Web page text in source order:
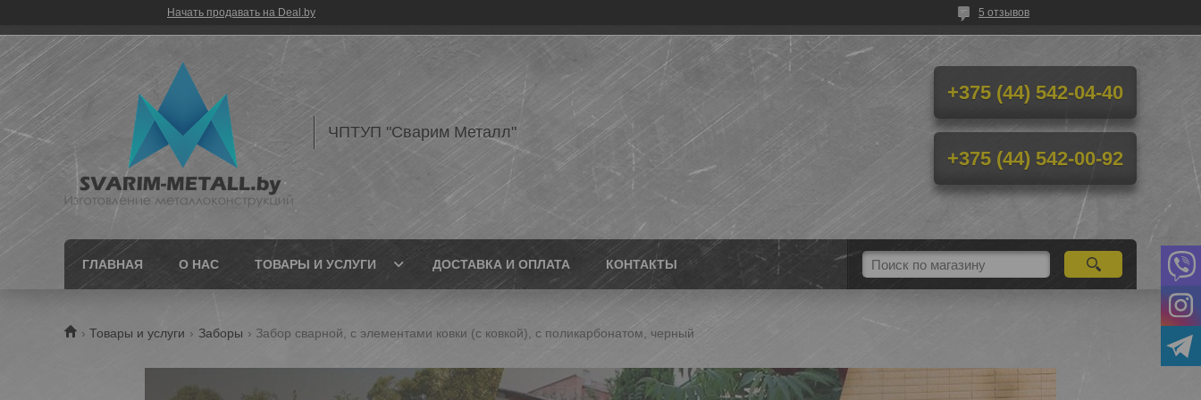
Начать продавать на Deal.by 5 отзывов
ЧПТУП "Сварим Металл"
+375 (44) 542-04-40
+375 (44) 542-00-92
ГЛАВНАЯ О НАС ТОВАРЫ И УСЛУГИ ДОСТАВКА И ОПЛАТА КОНТАКТЫ
Товары и услуги Заборы Забор сварной, с элементами ковки (с ковкой), с поликарбонатом, черный